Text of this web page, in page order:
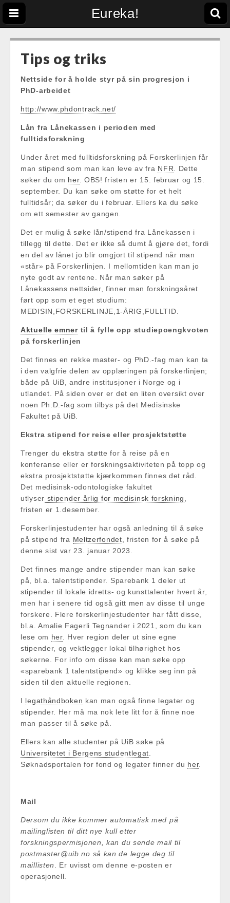
Eureka!
Tips og triks
Nettside for å holde styr på sin progresjon i
PhD-arbeidet
http://www.phdontrack.net/
Lån fra Lånekassen i perioden med
fulltidsforskning
Under året med fulltidsforskning på Forskerlinjen får
man stipend som man kan leve av fra NFR . Dette
søker du om her. OBS! fristen er 15. februar og 15.
september. Du kan søke om støtte for et helt
fulltidsår; da søker du i februar. Ellers ka du søke
om ett semester av gangen.
Det er mulig å søke lån/stipend fra Lånekassen i
tillegg til dette. Det er ikke så dumt å gjøre det, fordi
en del av lånet jo blir omgjort til stipend når man
«står» på Forskerlinjen. I mellomtiden kan man jo
nyte godt av rentene. Når man søker på
Lånekassens nettsider, finner man forskningsåret
ført opp som et eget studium:
MEDISIN,FORSKERLINJE,1-ÅRIG,FULLTID.
Aktuelle emnertil å fylle opp studiepoengkvoten
på forskerlinjen
Det finnes en rekke master- og PhD.-fag man kan ta
i den valgfrie delen av opplæringen på forskerlinjen;
både på UiB, andre institusjoner i Norge og i
utlandet. På siden over er det en liten oversikt over
noen Ph.D.-fag som tilbys på det Medisinske
Fakultet på UiB.
Ekstra stipend for reise eller prosjektstøtte
Trenger du ekstra støtte for å reise på en
konferanse eller er forskningsaktiviteten på topp og
ekstra prosjektstøtte kjærkommen finnes det råd.
Det medisinsk-odontologiske fakultet
utlyser stipender årlig for medisinsk forskning
fristen er 1.desember.
Forskerlinjestudenter har også anledning til å søke
på stipend fra Meltzerfondet , fristen for å søke på
denne sist var 23. januar 2023.
Det finnes mange andre stipender man kan søke
på, bl.a. talentstipender. Sparebank 1 deler ut
stipender til lokale idretts- og kunsttalenter hvert år,
men har i senere tid også gitt men av disse til unge
forskere. Flere forskerlinjestudenter har fått disse,
bl.a. Amalie Fagerli Tegnander i 2021, som du kan
lese om her. Hver region deler ut sine egne
stipender, og vektlegger lokal tilhørighet hos
søkerne. For info om disse kan man søke opp
«sparebank 1 talentstipend» og klikke seg inn på
siden til den aktuelle regionen.
I legathåndboken kan man også finne legater og
stipender. Her må ma nok lete litt for å finne noe
man passer til å søke på.
Ellers kan alle studenter på UiB søke på
Universitetet i Bergens studentlegat
Søknadsportalen for fond og legater finner du her.
Mail
Dersom du ikke kommer automatisk med på
mailinglisten til ditt nye kull etter
forskningspermisjonen, kan du sende mail til
postmaster@uib.no så kan de legge deg til
maillisten
. Er uvisst om denne e-posten er
operasjonell.